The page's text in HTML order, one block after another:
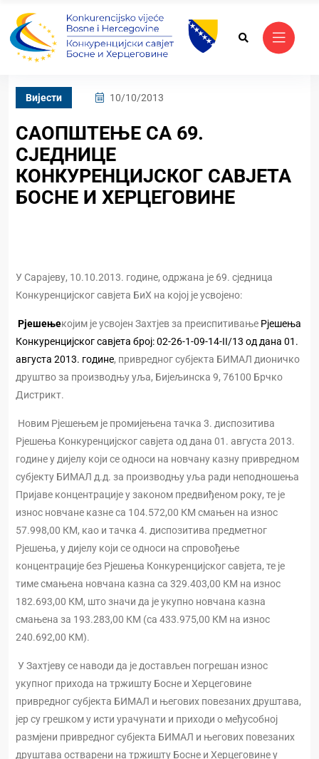
Вијести 10/10/2013
САОПШТЕЊЕ СА 69.
СЈЕДНИЦЕ
КОНКУРЕНЦИЈСКОГ САВЈЕТА
БОСНЕ И ХЕРЦЕГОВИНЕ
У Сарајеву, 10.10.2013. године, одржана је 69. сједница
Конкуренцијског савјета БиХ на којој је усвојено:
Рјешењекојим је усвојен Захтјев за преиспитивање Рјешења
Конкуренцијског савјета број: 02-26-1-09-14-II/13 од дана 01.
августа 2013. године, привредног субјекта БИМАЛ дионичко
друштво за производњу уља, Бијељинска 9, 76100 Брчко
Дистрикт.
Новим Рјешењем је промијењена тачка 3. диспозитива
Рјешења Конкуренцијског савјета од дана 01. августа 2013.
године у дијелу који се односи на новчану казну привредном
субјекту БИМАЛ д.д. за производњу уља ради неподношења
Пријаве концентрације у законом предвиђеном року, те је
износ новчане казне са 104.572,00 КМ смањен на износ
57.998,00 КМ, као и тачка 4. диспозитива предметног
Рјешења, у дијелу који се односи на спровођење
концентрације без Рјешења Конкуренцијског савјета, те је
тиме смањена новчана казна са 329.403,00 КМ на износ
182.693,00 КМ, што значи да је укупно новчана казна
смањена за 193.283,00 КМ (са 433.975,00 КМ на износ
240.692,00 КМ).
У Захтјеву се наводи да је достављен погрешан износ
укупног прихода на тржишту Босне и Херцеговине
привредног субјекта БИМАЛ и његових повезаних друштава,
јер су грешком у исти урачунати и приходи о међусобној
размјени привредног субјекта БИМАЛ и његових повезаних
друштава остварени на тржишту Босне и Херцеговине у